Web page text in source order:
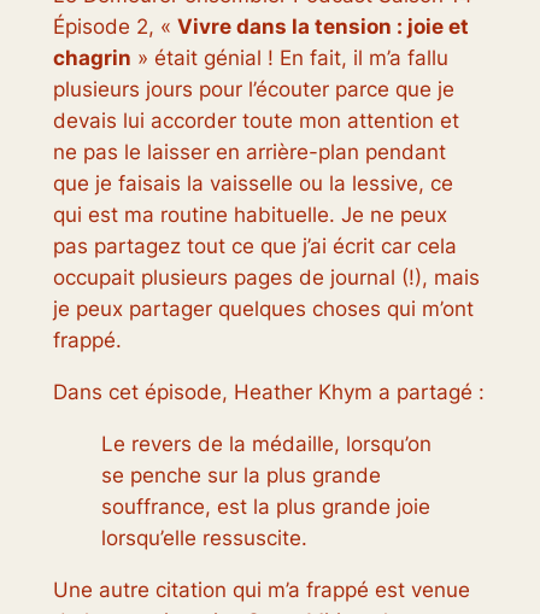
Épisode 2, « Vivre dans la tension : joie et
chagrin » était génial ! En fait, il m’a fallu
plusieurs jours pour l’écouter parce que je
devais lui accorder toute mon attention et
ne pas le laisser en arrière-plan pendant
que je faisais la vaisselle ou la lessive, ce
qui est ma routine habituelle. Je ne peux
pas partagez tout ce que j’ai écrit car cela
occupait plusieurs pages de journal (!), mais
je peux partager quelques choses qui m’ont
frappé.
Dans cet épisode, Heather Khym a partagé :
Le revers de la médaille, lorsqu’on
se penche sur la plus grande
souffrance, est la plus grande joie
lorsqu’elle ressuscite.
Une autre citation qui m’a frappé est venue